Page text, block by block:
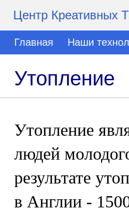
Центр Креативных
Главная Наши
Утопление
Утопление
людей
результате
в Англии -